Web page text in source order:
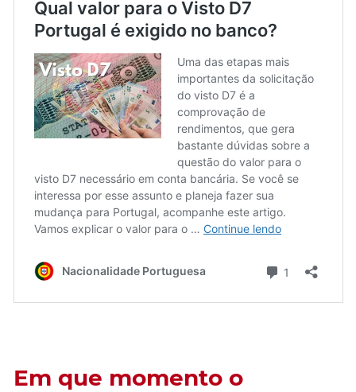
Em que momento o